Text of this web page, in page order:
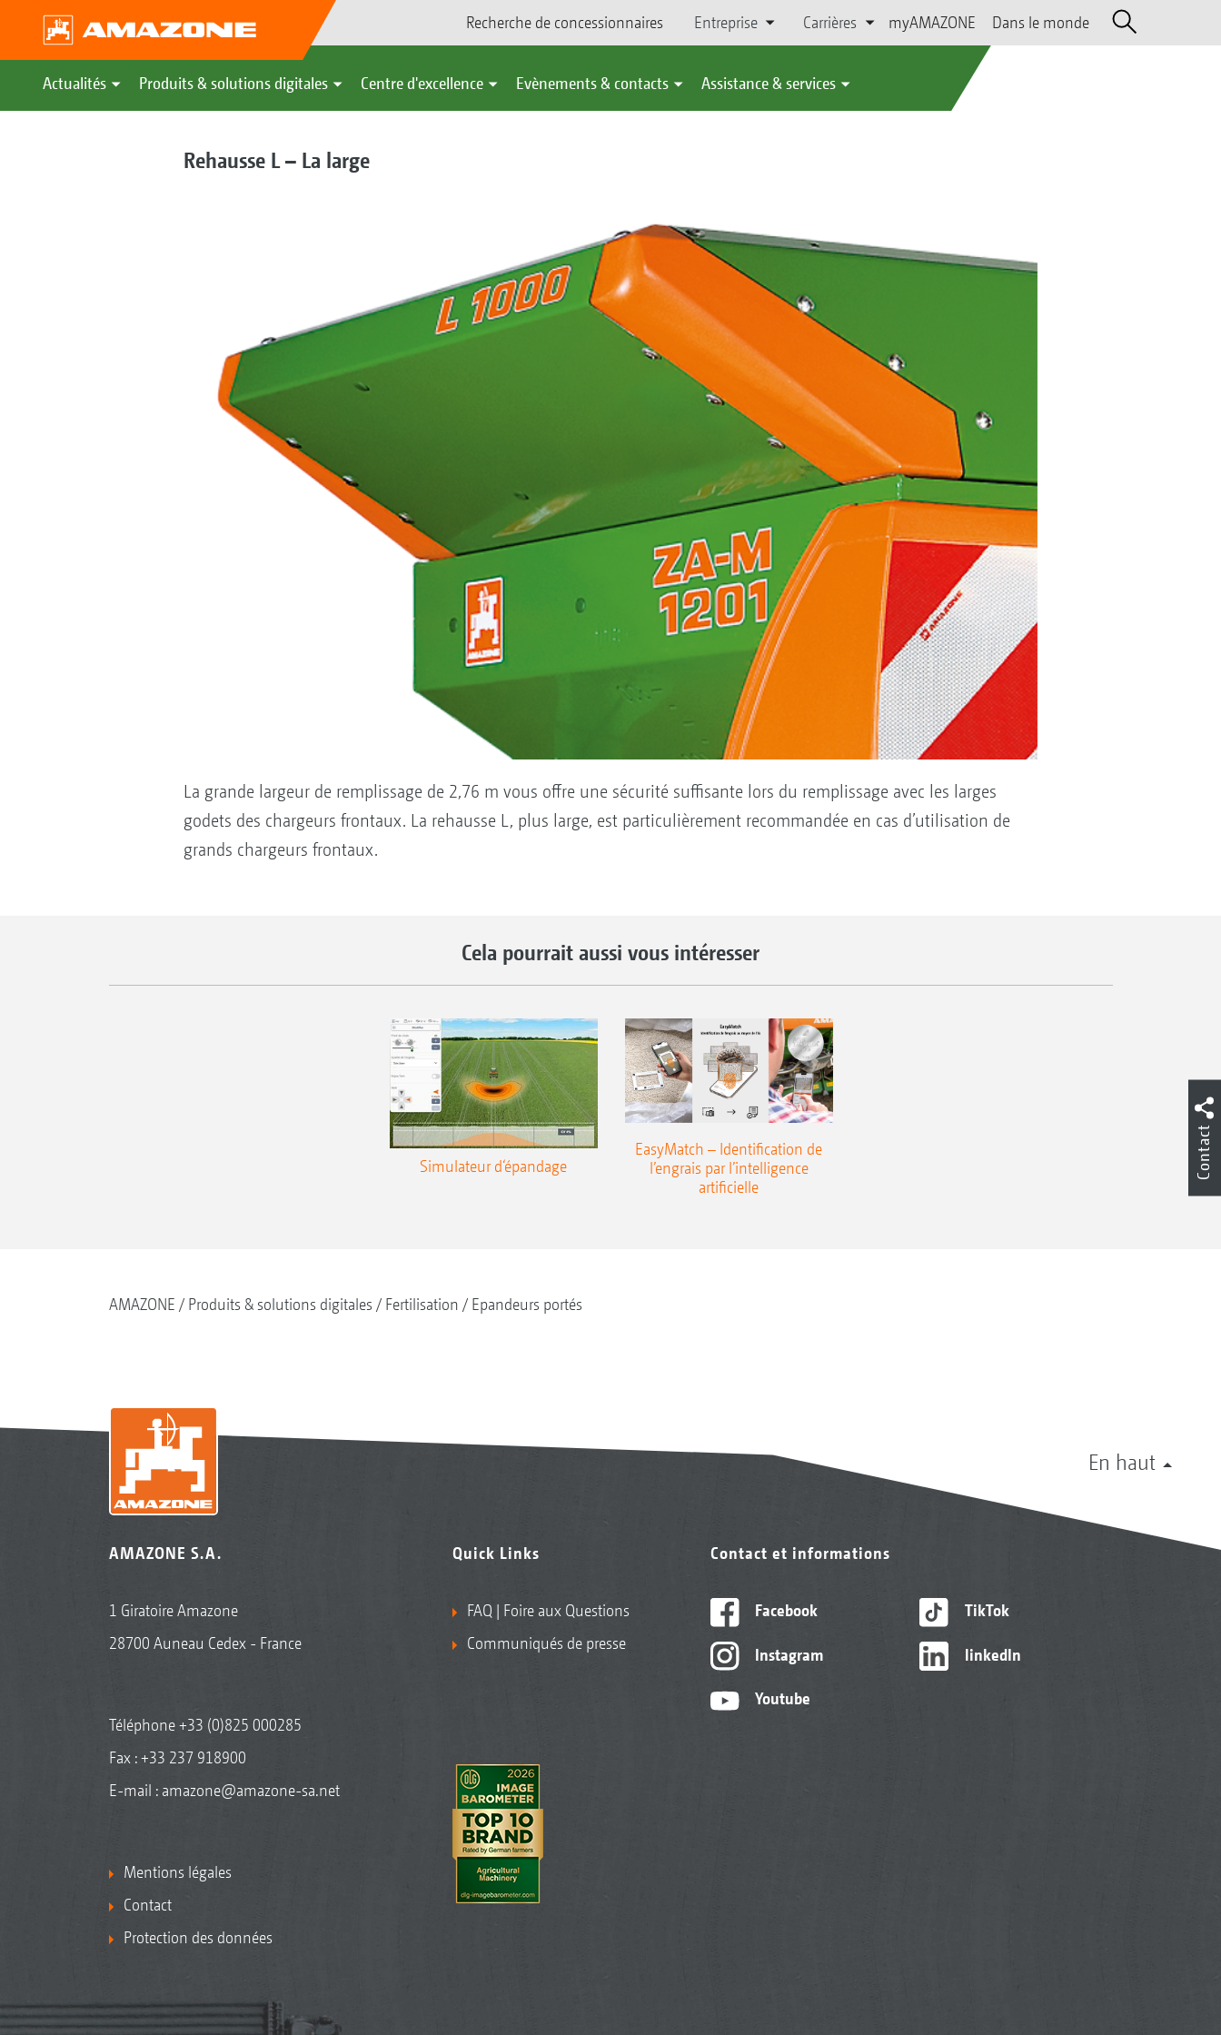
Recherche de concessionnaires Entreprise Carrières myAMAZONE Dans le monde
Actualités Produits & solutions digitales Centre d'excellence Evènements & contacts Assistance & services
Rehausse L – La large
La grande largeur de remplissage de 2,76 m vous offre une sécurité suffisante lors du remplissage avec les larges
godets des chargeurs frontaux. La rehausse L, plus large, est particulièrement recommandée en cas d’utilisation de
grands chargeurs frontaux.
Cela pourrait aussi vous intéresser
Simulateur d‘épandage
EasyMatch – Identification de
l’engrais par l’intelligence
artificielle
AMAZONE Produits & solutions digitales Fertilisation Epandeurs portés
En haut
AMAZONE S.A.
1 Giratoire Amazone
28700 Auneau Cedex - France
Téléphone+33 (0)825 000285
Fax : +33 237 918900
E-mail : amazone@amazone-sa.net
Mentions légales
Contact
Protection des données
Quick Links
FAQ | Foire aux Questions
Communiqués de presse
Contact et informations
Facebook
Instagram
Youtube
TikTok
linkedIn
Contact